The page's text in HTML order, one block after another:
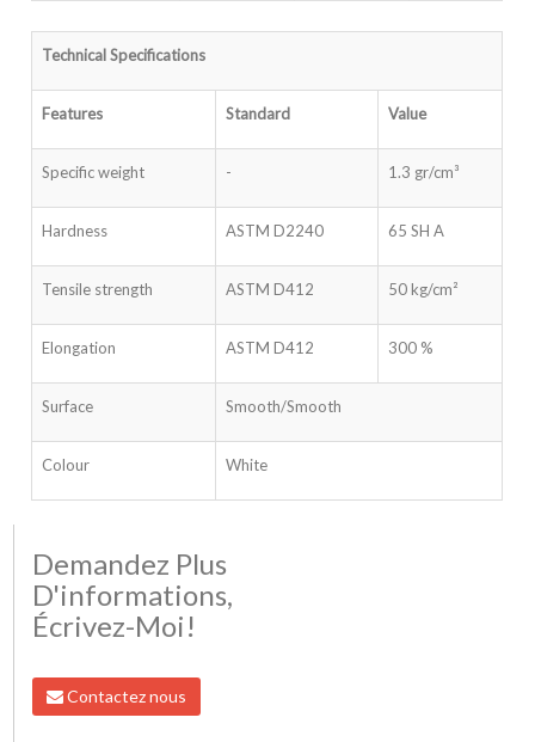
Technical Specifications
Features Standard Value
Specific weight - 1.3 gr/cm³
Hardness ASTM D2240 65 SH A
Tensile strength ASTM D412 50 kg/cm²
Elongation ASTM D412 300 %
Surface Smooth/Smooth
Colour White
Demandez Plus
D'informations,
Écrivez-Moi!
Contactez nous